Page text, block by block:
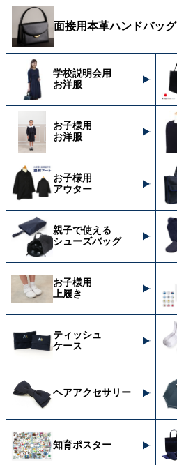
面接用本革ハンドバッグ
学校説明会用
お洋服
お子様用
お洋服
お子様用
アウター
親子で使える
シューズバッグ
お子様用
上履き
ティッシュ
ケース
ヘアアクセサリー
知育ポスター